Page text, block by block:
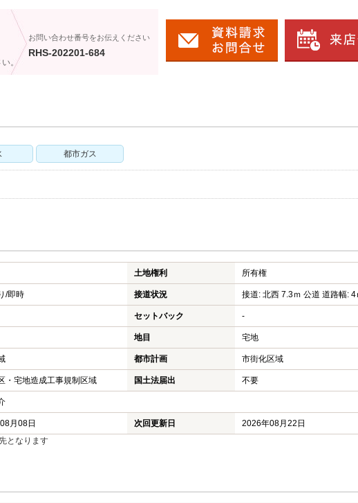
い。
お問い合わせ番号をお伝えください
RHS-202201-684
都市ガス
土地権利 所有権
/即時 接道状況 接道: 北西 7.3ｍ 公道 道路幅: 4
セットバック -
地目 宅地
都市計画 市街化区域
・宅地造成工事規制区域 国土法届出 不要
月08日 次回更新日
2026年08月22日
となります